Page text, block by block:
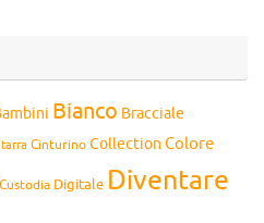
Bianco Bracciale
Cinturino Collection Colore
Custodia Digitale Diventare